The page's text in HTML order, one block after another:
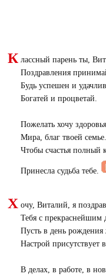
К лассный парень ты,
Поздравления
Будь успешен и удачлив,
Богатей и процветай.
Пожелать хочу здоровья,
Мира, благ твоей семье.
Чтобы счастья полный
Принесла судьба тебе.
Х очу, Виталий, я
Тебя с прекраснейшим
Пусть в день
Настрой присутствует
В делах, в работе, в